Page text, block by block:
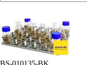
BS-010135-BK